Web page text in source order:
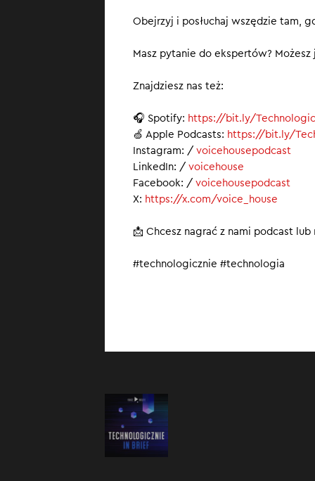
Obejrzyj i posłuchaj wszędzie tam,
Masz pytanie do ekspertów?
Znajdziesz nas też:
🎧 Spotify: https://bit.ly/
🍏 Apple Podcasts: https://bit.ly/
Instagram: / voicehousepodcast
LinkedIn: / voicehouse
Facebook: / voicehousepodcast
X: https://x.com/voice_house
📩 Chcesz nagrać z nami podcast
#technologicznie #technologia